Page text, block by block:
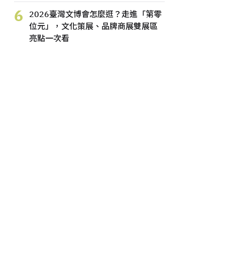
6
2026臺灣文博會怎麼逛？走進「第零
位元」，文化策展、品牌商展雙展區
亮點一次看